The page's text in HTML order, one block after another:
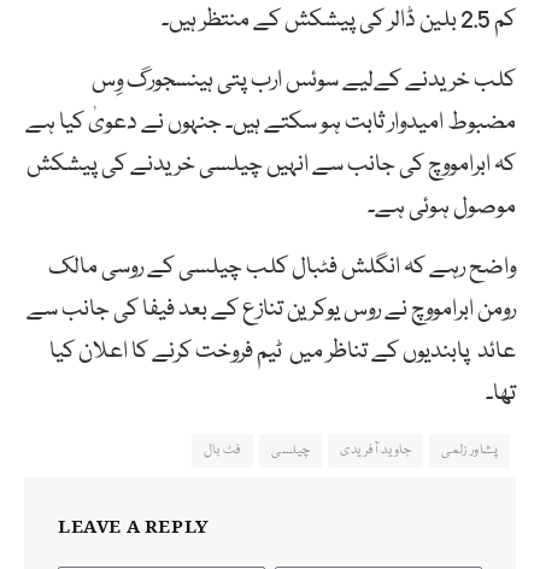
کم 2.5 بلین ڈالر کی پیشکش کے منتظر ہیں۔
کلب خریدنے کےلیے سوئس ارب پتی ہینسجورگ وِس
مضبوط امیدوار ثابت ہو سکتے ہیں۔ جنہوں نے دعویٰ کیا ہے
کہ ابرامووچ کی جانب سے انہیں چیلسی خریدنے کی پیشکش
موصول ہوئی ہے۔
واضح رہے کہ انگلش فٹبال کلب چیلسی کے روسی مالک
رومن ابرامووچ نے روس یوکرین تنازع کے بعد فیفا کی جانب سے
عائد پابندیوں کے تناظر میں ٹیم فروخت کرنے کا اعلان کیا
تھا۔
پشاور زلمی جاوید آفریدی چیلسی فٹ بال
LEAVE A REPLY